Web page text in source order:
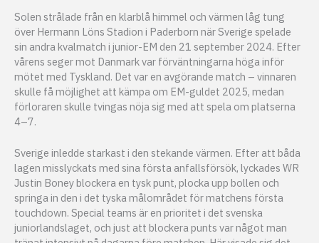
Solen strålade från en klarblå himmel och värmen låg tung
över Hermann Löns Stadion i Paderborn när Sverige spelade
sin andra kvalmatch i junior-EM den 21 september 2024. Efter
vårens seger mot Danmark var förväntningarna höga inför
mötet med Tyskland. Det var en avgörande match – vinnaren
skulle få möjlighet att kämpa om EM-guldet 2025, medan
förloraren skulle tvingas nöja sig med att spela om platserna
4–7.
Sverige inledde starkast i den stekande värmen. Efter att båda
lagen misslyckats med sina första anfallsförsök, lyckades WR
Justin Boney blockera en tysk punt, plocka upp bollen och
springa in den i det tyska målområdet för matchens första
touchdown. Special teams är en prioritet i det svenska
juniorlandslaget, och just att blockera punts var något man